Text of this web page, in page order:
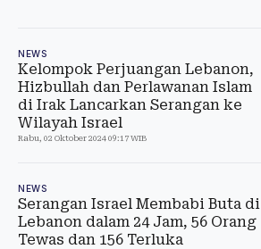
NEWS
Kelompok Perjuangan Lebanon,
Hizbullah dan Perlawanan Islam
di Irak Lancarkan Serangan ke
Wilayah Israel
Rabu, 02 Oktober 2024 09:17 WIB
NEWS
Serangan Israel Membabi Buta di
Lebanon dalam 24 Jam, 56 Orang
Tewas dan 156 Terluka